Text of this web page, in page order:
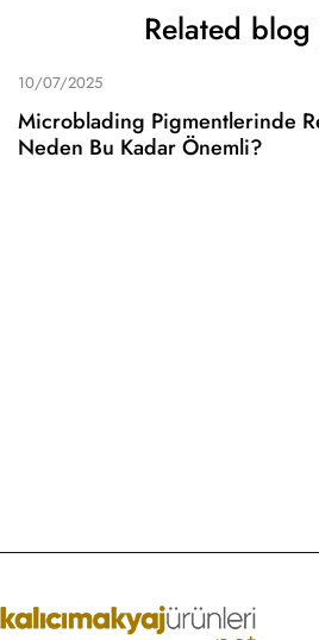
Related
10/07/2025
Microblading Pigmentlerinde
Neden Bu Kadar Önemli?